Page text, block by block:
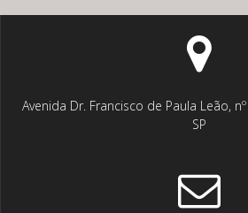
Avenida Dr. Francisco de Paula Leão,
SP